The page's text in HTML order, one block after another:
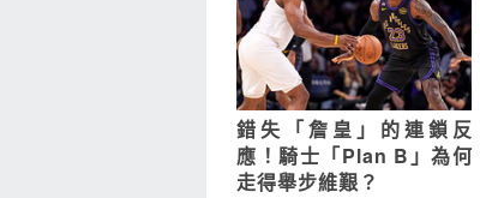
錯失「詹皇」的連鎖反
應！騎士「Plan B」為何
走得舉步維艱？